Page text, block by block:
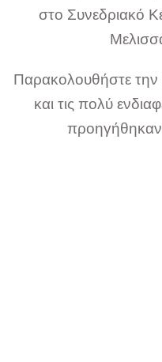
στο Συνεδριακό
Παρακολουθήστε την
και τις πολύ